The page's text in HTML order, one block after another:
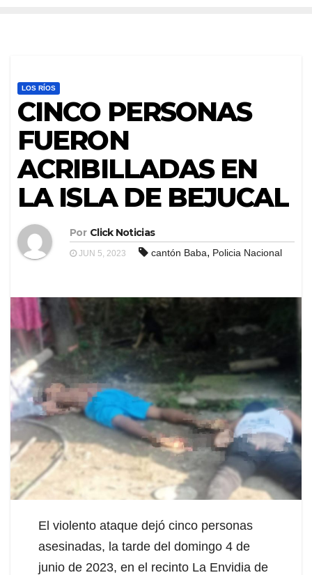
LOS RÍOS
CINCO PERSONAS
FUERON
ACRIBILLADAS EN
LA ISLA DE BEJUCAL
Por Click Noticias
JUN 5, 2023 cantón Baba, Policia Nacional
El violento ataque dejó cinco personas
asesinadas, la tarde del domingo 4 de
junio de 2023, en el recinto La Envidia de